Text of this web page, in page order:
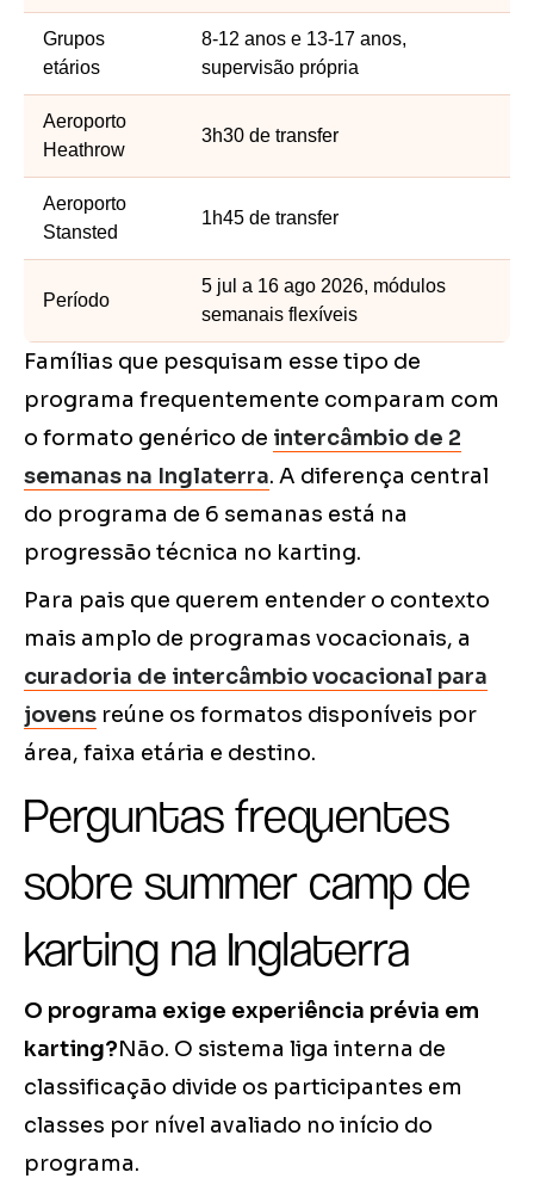
Grupos
etários
8-12 anos e 13-17 anos,
supervisão própria
Aeroporto
Heathrow
3h30 de transfer
Aeroporto
Stansted
1h45 de transfer
Período
5 jul a 16 ago 2026, módulos
semanais flexíveis
Famílias que pesquisam esse tipo de
programa frequentemente comparam com
o formato genérico de intercâmbio de 2
semanas na Inglaterra. A diferença central
do programa de 6 semanas está na
progressão técnica no karting.
Para pais que querem entender o contexto
mais amplo de programas vocacionais, a
curadoria de intercâmbio vocacional para
jovens reúne os formatos disponíveis por
área, faixa etária e destino.
Perguntas frequentes
sobre summer camp de
karting na Inglaterra
O programa exige experiência prévia em
karting?Não. O sistema liga interna de
classificação divide os participantes em
classes por nível avaliado no início do
programa.